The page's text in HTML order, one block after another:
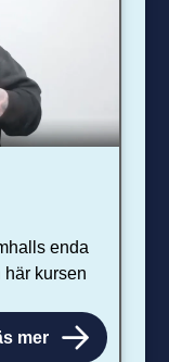
enda
kursen
mer